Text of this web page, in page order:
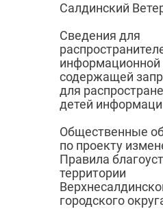
Салдинский
Сведения для
информационной
содержащей
для
детей
Общественные
по проекту
Правила
территории
городского